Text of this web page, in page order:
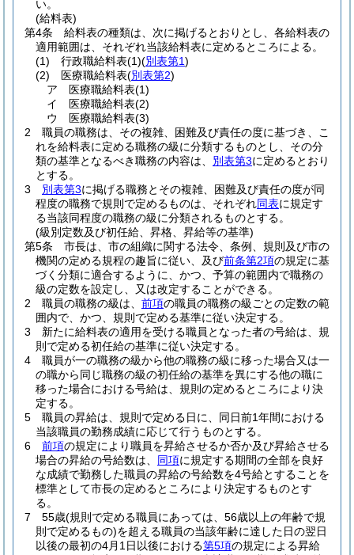
い。
(給料表)
第4条
給料表の種類は、次に掲げるとおりとし、各給料表の
適用範囲は、それぞれ当該給料表に定めるところによる。
(1)
行政職給料表(1)(別表第1)
(2)
医療職給料表(別表第2)
ア
医療職給料表(1)
イ
医療職給料表(2)
ウ
医療職給料表(3)
2
職員の職務は、その複雑、困難及び責任の度に基づき、こ
れを給料表に定める職務の級に分類するものとし、その分
類の基準となるべき職務の内容は、 別表第3に定めるとおり
とする。
3
別表第3に掲げる職務とその複雑、困難及び責任の度が同
程度の職務で規則で定めるものは、それぞれ同表に規定す
る当該同程度の職務の級に分類されるものとする。
(級別定数及び初任給、昇格、昇給等の基準)
第5条
市長は、市の組織に関する法令、条例、規則及び市の
機関の定める規程の趣旨に従い、及び前条第2項の規定に基
づく分類に適合するように、かつ、予算の範囲内で職務の
級の定数を設定し、又は改定することができる。
2
職員の職務の級は、 前項の職員の職務の級ごとの定数の範
囲内で、かつ、規則で定める基準に従い決定する。
3
新たに給料表の適用を受ける職員となった者の号給は、規
則で定める初任給の基準に従い決定する。
4
職員が一の職務の級から他の職務の級に移った場合又は一
の職から同じ職務の級の初任給の基準を異にする他の職に
移った場合における号給は、規則の定めるところにより決
定する。
5
職員の昇給は、規則で定める日に、同日前1年間における
当該職員の勤務成績に応じて行うものとする。
6
前項の規定により職員を昇給させるか否か及び昇給させる
場合の昇給の号給数は、 同項に規定する期間の全部を良好
な成績で勤務した職員の昇給の号給数を4号給とすることを
標準として市長の定めるところにより決定するものとす
る。
7
55歳(規則で定める職員にあっては、56歳以上の年齢で規
則で定めるもの)を超える職員の当該年齢に達した日の翌日
以後の最初の4月1日以後における第5項の規定による昇給